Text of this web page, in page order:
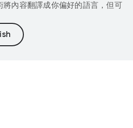
內容翻譯成你偏好的語言，但可